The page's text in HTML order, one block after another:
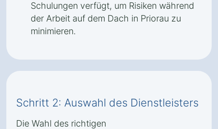
Schulungen verfügt, um Risiken während
der Arbeit auf dem Dach in Priorau zu
minimieren.
Schritt 2: Auswahl des Dienstleisters
Die Wahl des richtigen